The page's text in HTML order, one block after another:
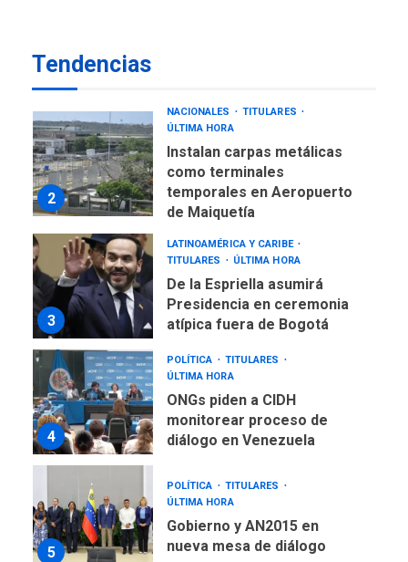
Tendencias
1
2
NACIONALES
TITULARES
ÚLTIMA HORA
Instalan carpas metálicas
como terminales
temporales en Aeropuerto
de Maiquetía
3
LATINOAMÉRICA Y CARIBE
TITULARES
ÚLTIMA HORA
De la Espriella asumirá
Presidencia en ceremonia
atípica fuera de Bogotá
4
POLÍTICA
TITULARES
ÚLTIMA HORA
ONGs piden a CIDH
monitorear proceso de
diálogo en Venezuela
5
POLÍTICA
TITULARES
ÚLTIMA HORA
Gobierno y AN2015 en
nueva mesa de diálogo